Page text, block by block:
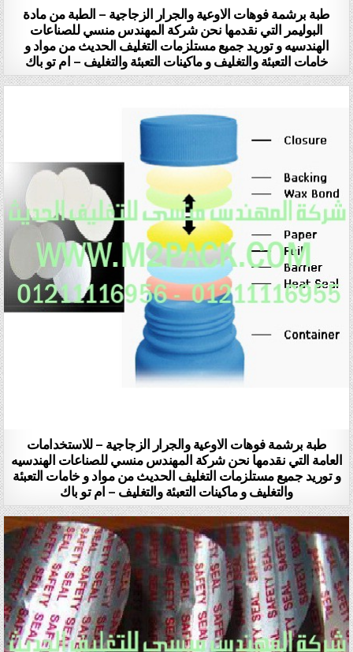
طبة برشمة فوهات الاوعية والجرار الزجاجية – الطبة من مادة
البوليمر التي نقدمها نحن شركة المهندس منسي للصناعات
الهندسيه و توريد جميع مستلزمات التغليف الحديث من مواد و
خامات التعبئة والتغليف و ماكينات التعبئة والتغليف – ام تو باك
طبة برشمة فوهات الاوعية والجرار الزجاجية – للاستخدامات
العامة التي نقدمها نحن شركة المهندس منسي للصناعات الهندسيه
و توريد جميع مستلزمات التغليف الحديث من مواد و خامات التعبئة
والتغليف و ماكينات التعبئة والتغليف – ام تو باك